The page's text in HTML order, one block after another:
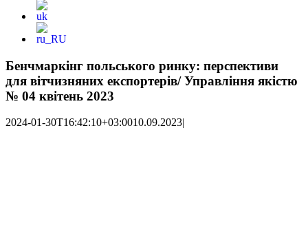
Бенчмаркінг польського ринку: перспективи
для вітчизняних експортерів/ Управління якістю
№ 04 квітень 2023
2024-01-30T16:42:10+03:0010.09.2023|